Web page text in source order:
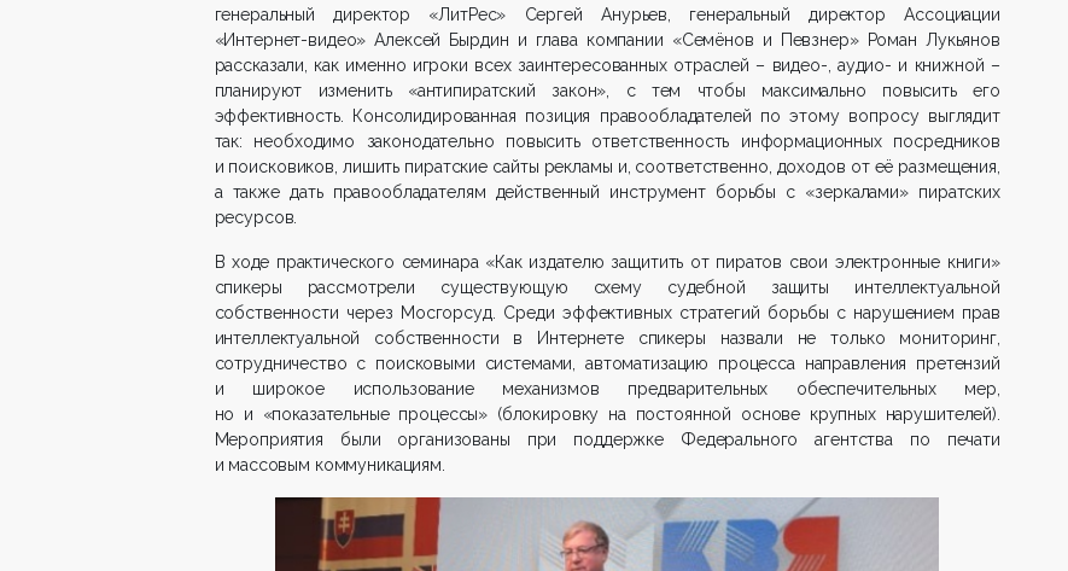
генеральный директор «ЛитРес» Сергей Анурьев, генеральный директор Ассоциации
«Интернет-видео» Алексей Бырдин и глава компании «Семёнов и Певзнер» Роман Лукьянов
рассказали, как именно игроки всех заинтересованных отраслей – видео-, аудио- и книжной –
планируют изменить «антипиратский закон», с тем чтобы максимально повысить его
эффективность. Консолидированная позиция правообладателей по этому вопросу выглядит
так: необходимо законодательно повысить ответственность информационных посредников
и поисковиков, лишить пиратские сайты рекламы и, соответственно, доходов от её размещения,
а также дать правообладателям действенный инструмент борьбы с «зеркалами» пиратских
ресурсов.
В ходе практического семинара «Как издателю защитить от пиратов свои электронные книги»
спикеры рассмотрели существующую схему судебной защиты интеллектуальной
собственности через Мосгорсуд. Среди эффективных стратегий борьбы с нарушением прав
интеллектуальной собственности в Интернете спикеры назвали не только мониторинг,
сотрудничество с поисковыми системами, автоматизацию процесса направления претензий
и широкое использование механизмов предварительных обеспечительных мер,
но и «показательные процессы» (блокировку на постоянной основе крупных нарушителей).
Мероприятия были организованы при поддержке Федерального агентства по печати
и массовым коммуникациям.